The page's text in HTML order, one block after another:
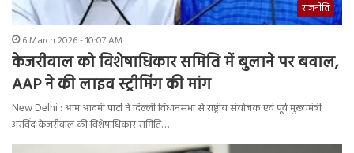
राजनीति
6 March 2026 - 10:07 AM
केजरीवाल को विशेषाधिकार समिति में बुलाने पर बवाल,
AAP ने की लाइव स्ट्रीमिंग की मांग
New Delhi : आम आदमी पार्टी ने दिल्ली विधानसभा से राष्ट्रीय संयोजक एवं पूर्व मुख्यमंत्री
अरविंद केजरीवाल की विशेषाधिकार समिति…